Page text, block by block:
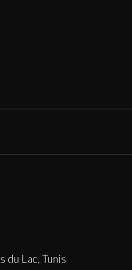
du Lac, Tunis